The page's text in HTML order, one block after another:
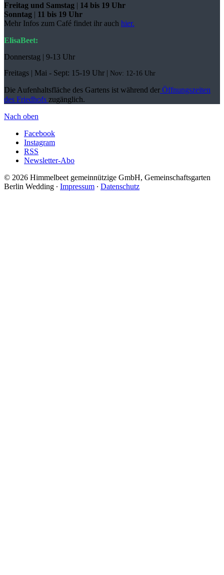
Freitag und Samstag | 14 bis 19 Uhr
Sonntag | 11 bis 19 Uhr
Mehr Infos zum Café findet ihr auch hier.
ElisaBeet:
Donnerstag | 9-13 Uhr
Freitags | Mai - Sept: 15-19 Uhr | Nov: 12-16 Uhr
Die Aufenhaltsfläche des Gartens ist während der Öffnungszeiten
des Friedhofs zugänglich.
Nach oben
Facebook
Instagram
RSS
Newsletter-Abo
© 2026 Himmelbeet gemeinnützige GmbH, Gemeinschaftsgarten
Berlin Wedding ∙ Impressum ∙ Datenschutz